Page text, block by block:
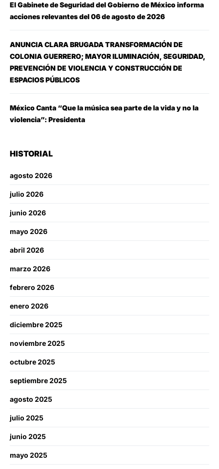
El Gabinete de Seguridad del Gobierno de México informa
acciones relevantes del 06 de agosto de 2026
ANUNCIA CLARA BRUGADA TRANSFORMACIÓN DE
COLONIA GUERRERO; MAYOR ILUMINACIÓN, SEGURIDAD,
PREVENCIÓN DE VIOLENCIA Y CONSTRUCCIÓN DE
ESPACIOS PÚBLICOS
México Canta “Que la música sea parte de la vida y no la
violencia”: Presidenta
HISTORIAL
agosto 2026
julio 2026
junio 2026
mayo 2026
abril 2026
marzo 2026
febrero 2026
enero 2026
diciembre 2025
noviembre 2025
octubre 2025
septiembre 2025
agosto 2025
julio 2025
junio 2025
mayo 2025